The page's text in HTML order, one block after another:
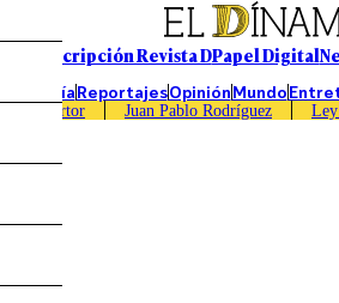
Suscripción Revista DPapel Digital
EconomíaReportajesOpiniónMundo
Caso Sartor Juan Pablo Rodríguez